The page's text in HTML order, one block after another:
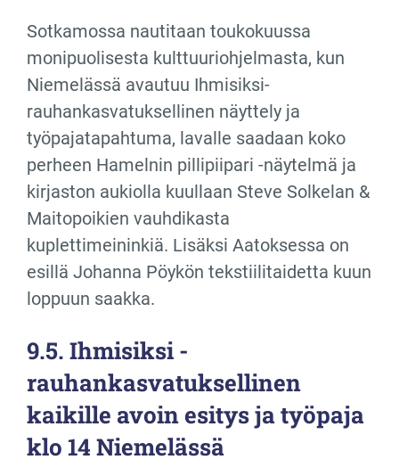
Sotkamossa nautitaan toukokuussa
monipuolisesta kulttuuriohjelmasta, kun
Niemelässä avautuu Ihmisiksi-
rauhankasvatuksellinen näyttely ja
työpajatapahtuma, lavalle saadaan koko
perheen Hamelnin pillipiipari -näytelmä ja
kirjaston aukiolla kuullaan Steve Solkelan &
Maitopoikien vauhdikasta
kuplettimeininkiä. Lisäksi Aatoksessa on
esillä Johanna Pöykön tekstiilitaidetta kuun
loppuun saakka.
9.5. Ihmisiksi -
rauhankasvatuksellinen
kaikille avoin esitys ja työpaja
klo 14 Niemelässä